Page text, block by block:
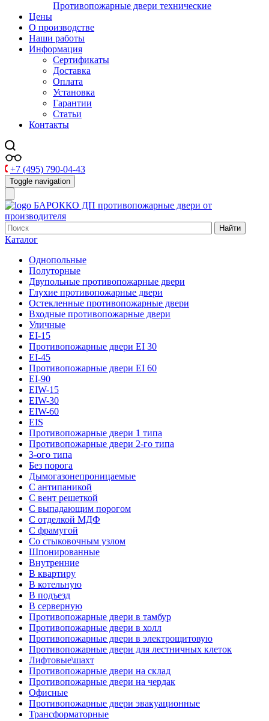
Противопожарные двери технические
Цены
О производстве
Наши работы
Информация
Сертификаты
Доставка
Оплата
Установка
Гарантии
Статьи
Контакты
+7 (495) 790-04-43
Toggle navigation
БАРОККО ДП противопожарные двери от
производителя
Найти
Каталог
Однопольные
Полуторные
Двупольные противопожарные двери
Глухие противопожарные двери
Остекленные противопожарные двери
Входные противопожарные двери
Уличные
EI-15
Противопожарные двери EI 30
EI-45
Противопожарные двери EI 60
EI-90
EIW-15
EIW-30
EIW-60
EIS
Противопожарные двери 1 типа
Противопожарные двери 2-го типа
3-ого типа
Без порога
Дымогазонепроницаемые
С антипаникой
С вент решеткой
С выпадающим порогом
С отделкой МДФ
С фрамугой
Со стыковочным узлом
Шпонированные
Внутренние
В квартиру
В котельную
В подъезд
В серверную
Противопожарные двери в тамбур
Противопожарные двери в холл
Противопожарные двери в электрощитовую
Противопожарные двери для лестничных клеток
Лифтовые\шахт
Противопожарные двери на склад
Противопожарные двери на чердак
Офисные
Противопожарные двери эвакуационные
Трансформаторные